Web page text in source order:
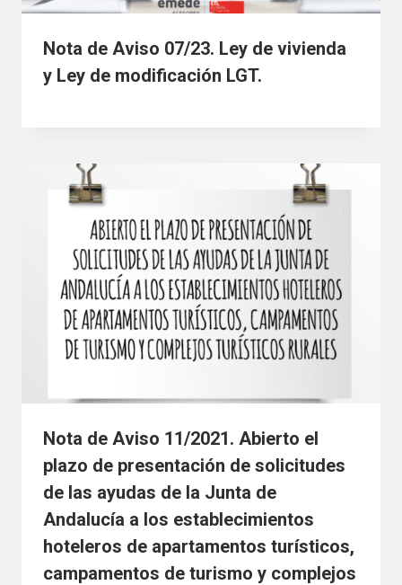
Nota de Aviso 07/23. Ley de vivienda
y Ley de modificación LGT.
Nota de Aviso 11/2021. Abierto el
plazo de presentación de solicitudes
de las ayudas de la Junta de
Andalucía a los establecimientos
hoteleros de apartamentos turísticos,
campamentos de turismo y complejos